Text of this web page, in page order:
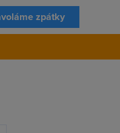
zpátky